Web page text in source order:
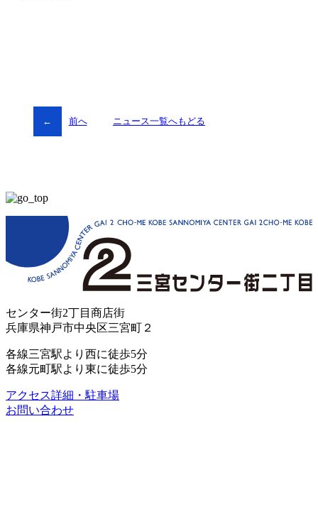
← 前へ ニュース一覧へもどる
センター街2丁目商店街
兵庫県神戸市中央区三宮町２
各線三宮駅より西に徒歩5分
各線元町駅より東に徒歩5分
アクセス詳細・駐車場
お問い合わせ